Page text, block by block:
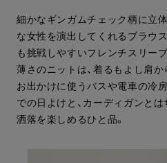
細かなギンガムチェック柄に立
な女性を演出してくれるブラウ
も挑戦しやすいフレンチスリー
薄さのニットは、着るもよし肩
お出かけに使うバスや電車の冷
での日よけと、カーディガンと
洒落を楽しめるひと品。